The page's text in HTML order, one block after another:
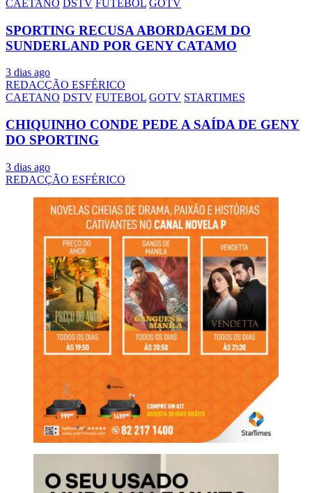
CAETANO DSTV FUTEBOL GOTV
SPORTING RECUSA ABORDAGEM DO
SUNDERLAND POR GENY CATAMO
3 dias ago
REDACÇÃO ESFÉRICO
CAETANO DSTV FUTEBOL GOTV STARTIMES
CHIQUINHO CONDE PEDE A SAÍDA DE GENY
DO SPORTING
3 dias ago
REDACÇÃO ESFÉRICO